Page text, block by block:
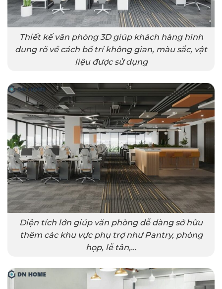
Thiết kế văn phòng 3D giúp khách hàng hình
dung rõ về cách bố trí không gian, màu sắc, vật
liệu được sử dụng
Diện tích lớn giúp văn phòng dễ dàng sở hữu
thêm các khu vực phụ trợ như Pantry, phòng
họp, lễ tân,…